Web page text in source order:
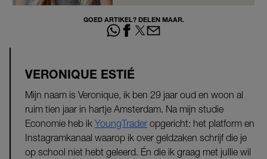
GOED ARTIKEL? DELEN MAAR.
VERONIQUE ESTIÉ
Mijn naam is Veronique, ik ben 29 jaar oud en woon al
ruim tien jaar in hartje Amsterdam. Na mijn studie
Economie heb ik YoungTrader opgericht: het platform en
Instagramkanaal waarop ik over geldzaken schrijf die je
op school niet hebt geleerd. Én die ik graag met jullie wil